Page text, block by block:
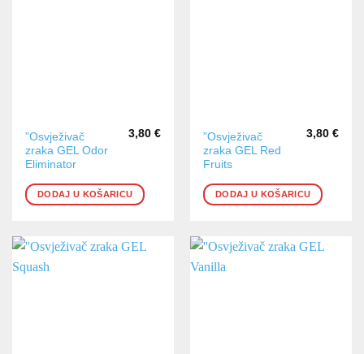
”Osvježivač
zraka GEL Odor
Eliminator
3,80 €
DODAJ U KOŠARICU
”Osvježivač
zraka GEL Red
Fruits
3,80 €
DODAJ U KOŠARICU